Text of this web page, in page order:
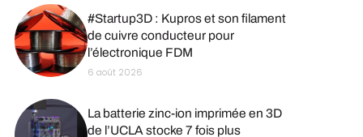
#Startup3D : Kupros et son filament
de cuivre conducteur pour
l’électronique FDM
6 août 2026
La batterie zinc-ion imprimée en 3D
de l’UCLA stocke 7 fois plus